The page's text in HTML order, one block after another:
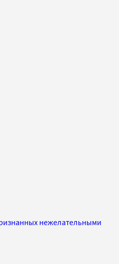
нежелательными